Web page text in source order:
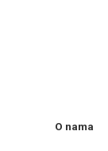
O nama